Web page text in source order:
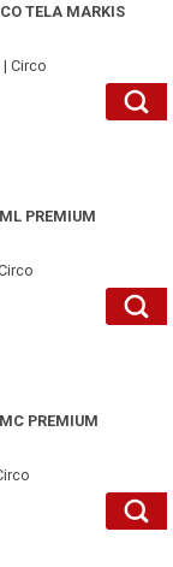
TELA MARKIS
| Circo
PREMIUM
PREMIUM